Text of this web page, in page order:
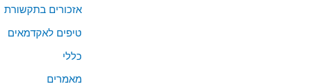
אזכורים בתקשורת
טיפים לאקדמאים
כללי
מאמרים